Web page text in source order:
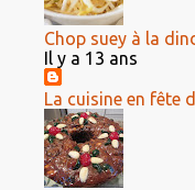
Chop suey à la
Il y a 13 ans
La cuisine en fête